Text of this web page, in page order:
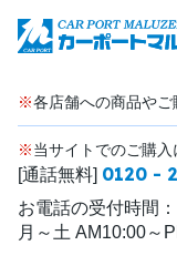
※各店舗への商品や
※当サイトでのご購
[通話無料] 0120 -
お電話の受付時間：
月～土 AM10:00～